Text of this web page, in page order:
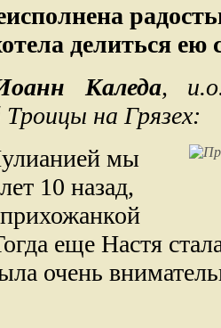
делиться ею
Каледа,
на Грязех:
мы
10 назад,
прихожанкой
еще Настя
очень